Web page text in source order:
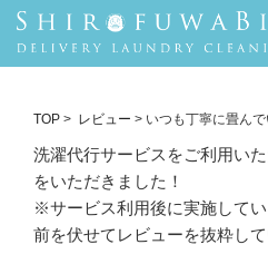
TOP > レビュー > いつも丁寧に畳ん
洗濯代行サービスをご利用い
をいただきました！
※サービス利用後に実施して
前を伏せてレビューを抜粋して